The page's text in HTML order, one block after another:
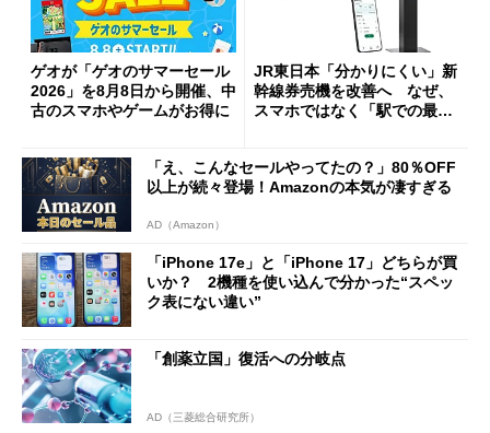
ゲオが「ゲオのサマーセール
2026」を8月8日から開催、中
古のスマホやゲームがお得に
JR東日本「分かりにくい」新
幹線券売機を改善へ なぜ、
スマホではなく「駅での最短
「え、こんなセールやってたの？」80％OFF
以上が続々登場！Amazonの本気が凄すぎる
AD（Amazon）
「iPhone 17e」と「iPhone 17」どちらが買
いか？ 2機種を使い込んで分かった“スペッ
ク表にない違い”
「創薬立国」復活への分岐点
AD（三菱総合研究所）